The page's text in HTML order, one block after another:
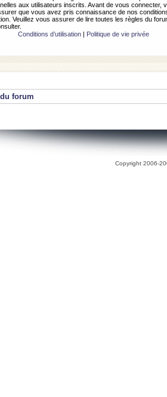
aux utilisateurs inscrits. Avant de vous connecter,
que vous avez pris connaissance de nos
Veuillez vous assurer de lire toutes les règles du
Conditions d’utilisation| Politique de vie privée
forum
Copyright 2006-